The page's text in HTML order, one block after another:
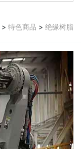
> 特色商品 > 绝缘树脂